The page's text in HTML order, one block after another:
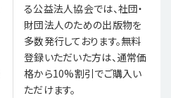
る公益法人協会では、社団・
財団法人のための出版物を
多数発行しております。無料
登録いただいた方は、通常価
格から10%割引でご購入い
ただけます。